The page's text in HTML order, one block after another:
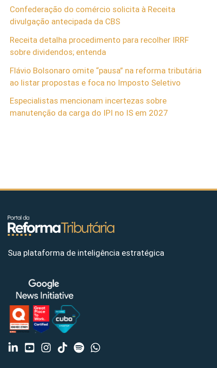
Confederação do comércio solicita à Receita
divulgação antecipada da CBS
Receita detalha procedimento para recolher IRRF
sobre dividendos; entenda
Flávio Bolsonaro omite “pausa” na reforma tributária
ao listar propostas e foca no Imposto Seletivo
Especialistas mencionam incertezas sobre
manutenção da carga do IPI no IS em 2027
Sua plataforma de inteligência estratégica